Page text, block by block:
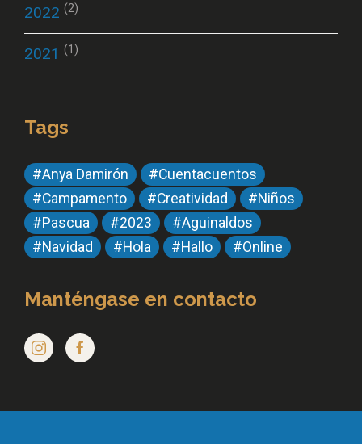
2022 (2)
2021 (1)
Tags
#Anya Damirón
#Cuentacuentos
#Campamento
#Creatividad
#Niños
#Pascua
#2023
#Aguinaldos
#Navidad
#Hola #Hallo #Online
Manténgase en contacto